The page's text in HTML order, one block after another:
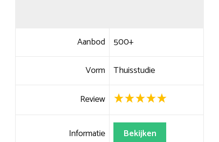
Aanbod 500+
Vorm Thuisstudie
Review
Informatie Bekijken